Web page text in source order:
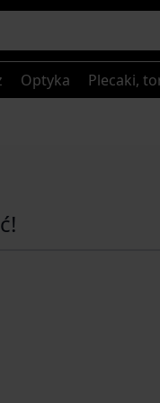
Optyka Plecaki,